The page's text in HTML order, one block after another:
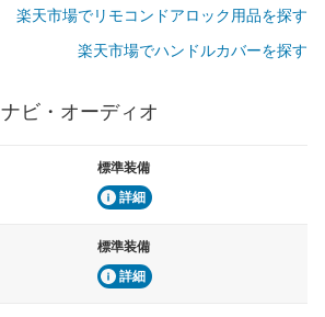
楽天市場でリモコンドアロック用品を探す
楽天市場でハンドルカバーを探す
ナビ・オーディオ
標準装備
詳細
標準装備
詳細